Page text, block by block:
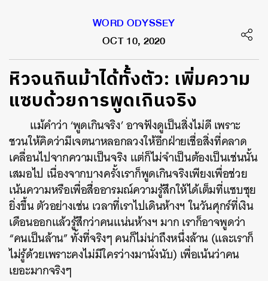
WORD ODYSSEY
OCT 10, 2020
หิวจนกินม้าได้ทั้งตัว: เพิ่มความ
แซบด้วยการพูดเกินจริง
แม้คำว่า‘พูดเกินจริง’อาจฟังดูเป็นสิ่งไม่ดีเพราะ
ชวนให้คิดว่ามีเจตนาหลอกลวงให้อีกฝ่ายเชื่อสิ่งที่คลาด
เคลื่อนไปจากความเป็นจริง แต่ก็ไม่จำเป็นต้องเป็นเช่นนั้น
เสมอไป เนื่องจากบางครั้งเราก็พูดเกินจริงเพียงเพื่อช่วย
เน้นความหรือเพื่อสื่ออารมณ์ความรู้สึกให้ได้เต็มที่แซบซุย
ยิ่งขึ้นตัวอย่างเช่นเวลาที่เราไปเดินห้างฯในวันศุกร์ที่เงิน
เดือนออกแล้วรู้สึกว่าคนแน่นห้างฯมากเราก็อาจพูดว่า
“คนเป็นล้าน”ทั้งที่จริงๆคนก็ไม่น่าถึงหนึ่งล้าน(และเราก็
ไม่รู้ด้วยเพราะคงไม่มีใครว่างมานั่งนับ) เพื่อเน้นว่าคน
เยอะมากจริงๆ